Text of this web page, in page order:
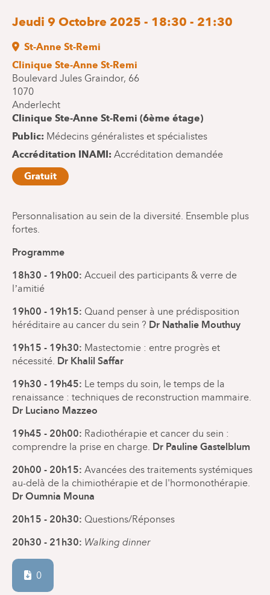
Jeudi 9 Octobre 2025 - 18:30 - 21:30
St-Anne St-Remi
Clinique Ste-Anne St-Remi
Boulevard Jules Graindor, 66
1070
Anderlecht
Clinique Ste-Anne St-Remi (6ème étage)
Public Médecins généralistes et spécialistes
Accréditation INAMI
Accréditation demandée
Gratuit
Personnalisation au sein de la diversité. Ensemble plus
fortes.
Programme
18h30 - 19h00: Accueil des participants & verre de
l’amitié
19h00 - 19h15: Quand penser à une prédisposition
héréditaire au cancer du sein ? Dr Nathalie Mouthuy
19h15 - 19h30: Mastectomie : entre progrès et
nécessité. Dr Khalil Saffar
19h30 - 19h45: Le temps du soin, le temps de la
renaissance : techniques de reconstruction mammaire.
Dr Luciano Mazzeo
19h45 - 20h00: Radiothérapie et cancer du sein :
comprendre la prise en charge. Dr Pauline Gastelblum
20h00 - 20h15: Avancées des traitements systémiques
au-delà de la chimiothérapie et de l'hormonothérapie.
Dr Oumnia Mouna
20h15 - 20h30: Questions/Réponses
20h30 - 21h30: Walking dinner
0